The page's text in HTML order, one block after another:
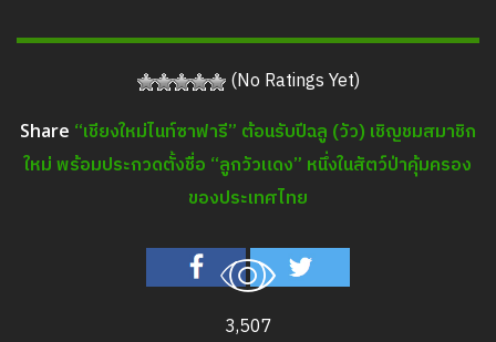
(No Ratings Yet)
Share “เชียงใหม่ไนท์ซาฟารี” ต้อนรับปีฉลู (วัว) เชิญชมสมาชิก
ใหม่ พร้อมประกวดตั้งชื่อ “ลูกวัวแดง” หนึ่งในสัตว์ป่าคุ้มครอง
ของประเทศไทย
3,507